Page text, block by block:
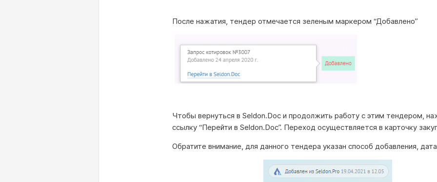
После нажатия, тендер отмечается зеленым маркером “Добавлено”
Чтобы вернуться в Seldon.Doc и продолжить работу с этим тендером,
ссылку “Перейти в Seldon.Doc”. Переход осуществляется в карточку
Обратите внимание, для данного тендера указан способ добавления,